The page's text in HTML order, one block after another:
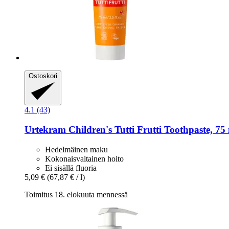
Ostoskori
4.1 (43)
Urtekram Children's Tutti Frutti Toothpaste, 75
Hedelmäinen maku
Kokonaisvaltainen hoito
Ei sisällä fluoria
5,09 € (67,87 € / l)
Toimitus 18. elokuuta mennessä